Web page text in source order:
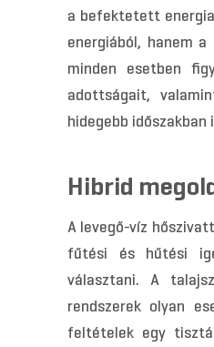
a befektetett
energiából, hanem
minden esetben
adottságait,
hidegebb
Hibrid
A levegő-víz
fűtési és hűtési
választani. A
rendszerek olyan
feltételek egy